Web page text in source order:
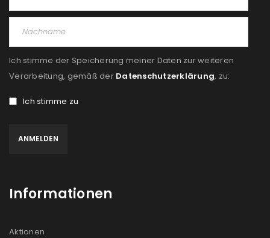
Ich stimme der Speicherung meiner Daten zur weiteren
Verarbeitung, gemäß der Datenschutzerklärung, zu:
Ich stimme zu
Informationen
Aktionen